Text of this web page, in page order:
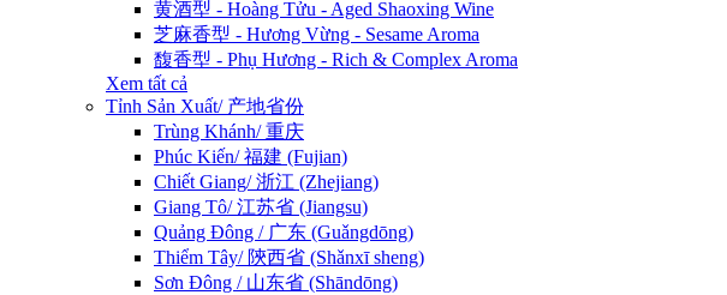
黄酒型 - Hoàng Tửu - Aged Shaoxing Wine
芝麻香型 - Hương Vừng - Sesame Aroma
馥香型 - Phụ Hương - Rich & Complex Aroma
Xem tất cả
Tỉnh Sản Xuất/ 产地省份
Trùng Khánh/ 重庆
Phúc Kiến/ 福建 (Fujian)
Chiết Giang/ 浙江 (Zhejiang)
Giang Tô/ 江苏省 (Jiangsu)
Quảng Đông / 广东 (Guǎngdōng)
Thiểm Tây/ 陝西省 (Shǎnxī sheng)
Sơn Đông / 山东省 (Shāndōng)